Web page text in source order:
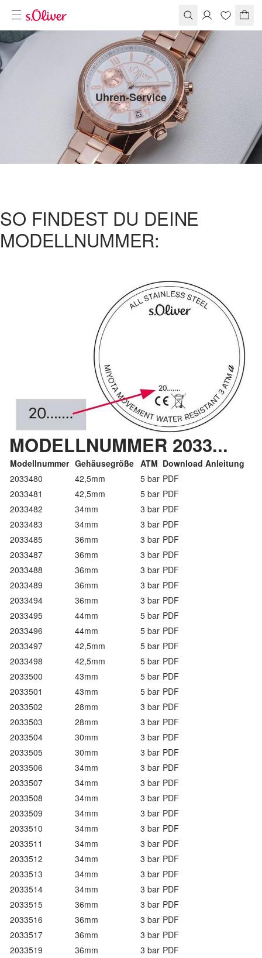
Uhren-Service
SO FINDEST DU DEINE
MODELLNUMMER:
MODELLNUMMER 2033...
Modellnummer Gehäusegröße ATM Download Anleitung
2033480
42,5mm 5 bar PDF
2033481
42,5mm 5 bar PDF
2033482
34mm 3 bar PDF
2033483
34mm 3 bar PDF
2033485
36mm 3 bar PDF
2033487
36mm 3 bar PDF
2033488
36mm 3 bar PDF
2033489
36mm 3 bar PDF
2033494
36mm 3 bar PDF
2033495
44mm 5 bar PDF
2033496
44mm 5 bar PDF
2033497
42,5mm 5 bar PDF
2033498
42,5mm 5 bar PDF
2033500
43mm 5 bar PDF
2033501
43mm 5 bar PDF
2033502
28mm 3 bar PDF
2033503
28mm 3 bar PDF
2033504
30mm 3 bar PDF
2033505
30mm 3 bar PDF
2033506
34mm 3 bar PDF
2033507
34mm 3 bar PDF
2033508
34mm 3 bar PDF
2033509
34mm 3 bar PDF
2033510
34mm 3 bar PDF
2033511
34mm 3 bar PDF
2033512
34mm 3 bar PDF
2033513
34mm 3 bar PDF
2033514
34mm 3 bar PDF
2033515
36mm 3 bar PDF
2033516
36mm 3 bar PDF
2033517
36mm 3 bar PDF
2033519
36mm 3 bar PDF